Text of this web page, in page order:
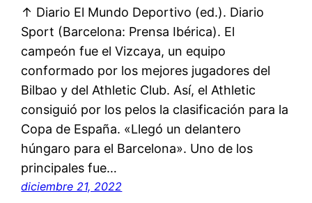
↑ Diario El Mundo Deportivo (ed.). Diario
Sport (Barcelona: Prensa Ibérica). El
campeón fue el Vizcaya, un equipo
conformado por los mejores jugadores del
Bilbao y del Athletic Club. Así, el Athletic
consiguió por los pelos la clasificación para la
Copa de España. «Llegó un delantero
húngaro para el Barcelona». Uno de los
principales fue…
diciembre 21, 2022